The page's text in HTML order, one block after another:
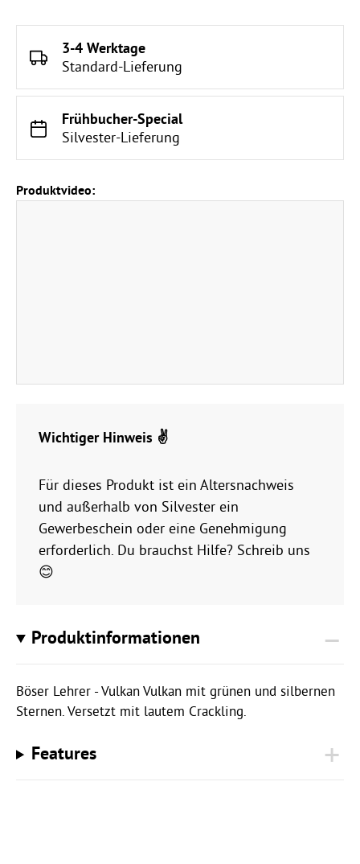
3-4 Werktage
Standard-Lieferung
Frühbucher-Special
Silvester-Lieferung
Produktvideo:
Wichtiger Hinweis ✌️
Für dieses Produkt ist ein Altersnachweis
und außerhalb von Silvester ein
Gewerbeschein oder eine Genehmigung
erforderlich. Du brauchst Hilfe? Schreib uns
😊
Produktinformationen
Böser Lehrer - Vulkan Vulkan mit grünen und silbernen
Sternen. Versetzt mit lautem Crackling.
Features